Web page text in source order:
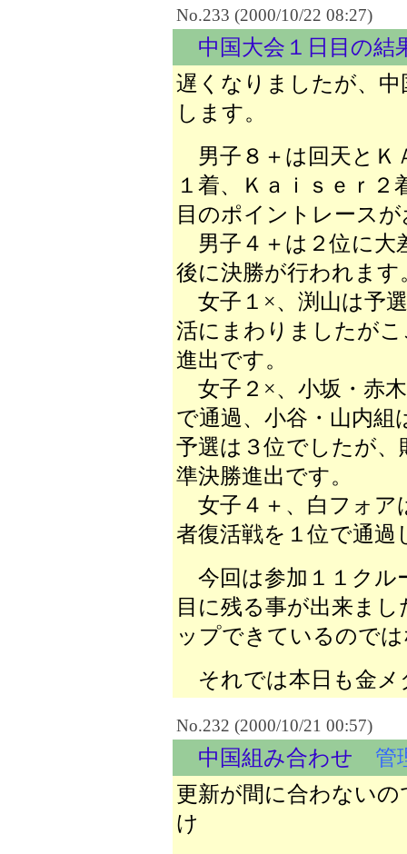
No.233 (2000/10/22 08:27)
中国大会１日目の結
遅くなりましたが、
します。
男子８＋は回天とＫ
１着、Ｋａｉｓｅｒ
目のポイントレース
男子４＋は２位に大
後に決勝が行われます
女子１×、渕山は予
活にまわりましたが
進出です。
女子２×、小坂・赤
で通過、小谷・山内組
予選は３位でしたが
準決勝進出です。
女子４＋、白フォア
者復活戦を１位で通過
今回は参加１１クル
目に残る事が出来ま
ップできているので
それでは本日も金メ
No.232 (2000/10/21 00:57)
中国組み合わせ
管
更新が間に合わない
け